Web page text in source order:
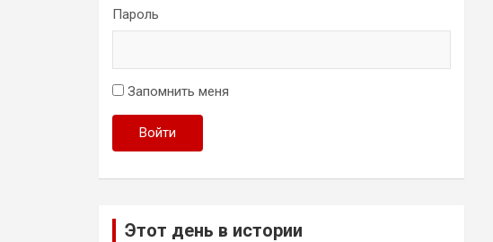
Пароль
Запомнить меня
Войти
Этот день в истории